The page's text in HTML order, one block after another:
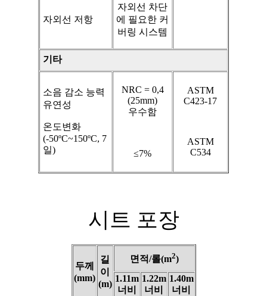
자외선 저항
자외선 차단
에 필요한 커
버링 시스템
기타
소음 감소 능력
유연성
온도변화
(-50ºC~150ºC, 7
일)
NRC = 0,4
(25mm)
우수함
≤7%
ASTM
C423-17
ASTM
C534
시트 포장
두께
(mm)
길
이
(m)
면적/롤(m2)
1.11m
너비
1.22m
너비
1.40m
너비